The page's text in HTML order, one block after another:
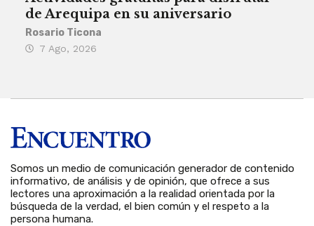
de Arequipa en su aniversario
Rosario Ticona
7 Ago, 2026
Somos un medio de comunicación generador de contenido
informativo, de análisis y de opinión, que ofrece a sus
lectores una aproximación a la realidad orientada por la
búsqueda de la verdad, el bien común y el respeto a la
persona humana.